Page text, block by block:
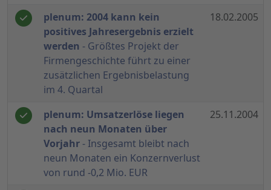
plenum: 2004 kann kein
positives Jahresergebnis erzielt
werden - Größtes Projekt der
Firmengeschichte führt zu einer
zusätzlichen Ergebnisbelastung
im 4. Quartal
18.02.2005
plenum: Umsatzerlöse liegen
nach neun Monaten über
Vorjahr- Insgesamt bleibt nach
neun Monaten ein Konzernverlust
von rund -0,2 Mio. EUR
25.11.2004